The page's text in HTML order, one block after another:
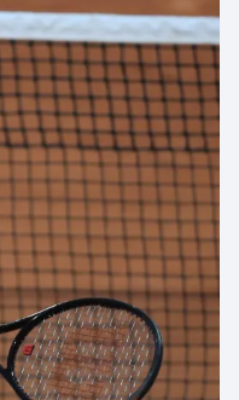
Triatlon
Veslování
Vodní slalom
Volejbal
Ostatní